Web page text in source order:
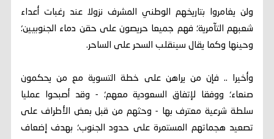
ولن يغامروا بتاريخهم الوطني المشرف نزولا عند رغبات أعداء
شعبهم التآمرية؛ فهم جميعا حريصون على حقن دماء الجنوبيين؛
وحينها وكما يقال سينقلب السحر على الساحر.
وأخيرا .. فإن من يراهن على خطة التسوية مع من يحكمون
صنعاء؛ ووفقا لإتفاق السعودية معهم؛ - وقد أصبحوا عمليا
سلطة شرعية معترف بها - وحثهم من قبل بعض الأطراف على
تصعيد هجماتهم المستمرة على حدود الجنوب؛ بهدف إضعاف